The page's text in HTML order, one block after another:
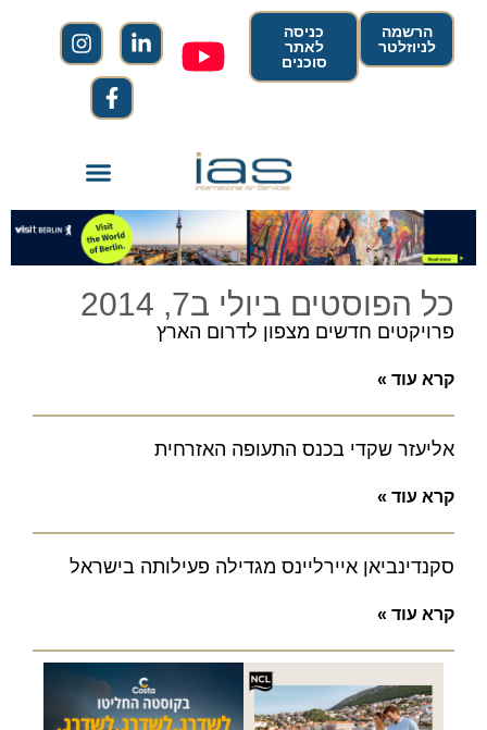
הרשמה
לניוזלטר
כניסה
לאתר
סוכנים
כל הפוסטים ביולי ב7, 2014
פרויקטים חדשים מצפון לדרום הארץ
קרא עוד »
אליעזר שקדי בכנס התעופה האזרחית
קרא עוד »
סקנדינביאן איירליינס מגדילה פעילותה בישראל
קרא עוד »